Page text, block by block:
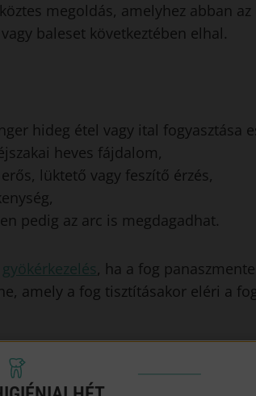
megoldás, amelyhez abban
baleset következtében elhal.
hideg étel vagy ital fogyasztása
heves fájdalom,
lüktető vagy feszítő érzés,
pedig az arc is megdagadhat.
gyökérkezelés, ha a fog
amely a fog tisztításakor eléri a
minden esetben